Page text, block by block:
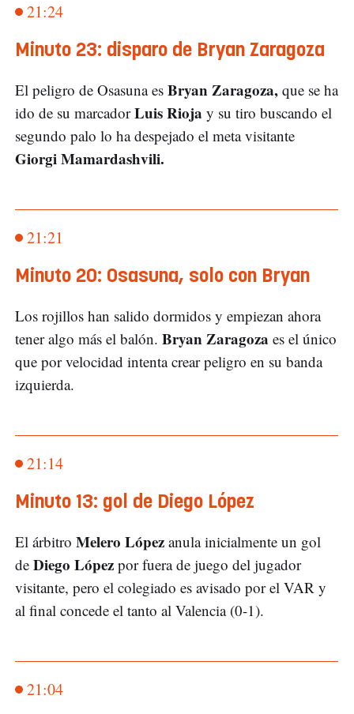
21:24
Minuto 23: disparo de Bryan Zaragoza
El peligro de Osasuna es Bryan Zaragoza, que se ha
ido de su marcadorLuis Rioja y su tiro buscando el
segundo palo lo ha despejado el meta visitante
Giorgi Mamardashvili.
21:21
Minuto 20: Osasuna, solo con Bryan
Los rojillos han salido dormidos y empiezan ahora
tener algo más el balón. Bryan Zaragoza es el único
que por velocidad intenta crear peligro en su banda
izquierda.
21:14
Minuto 13: gol de Diego López
El árbitro Melero López anula inicialmente un gol
de Diego López por fuera de juego del jugador
visitante, pero el colegiado es avisado por el VAR y
al final concede el tanto al Valencia (0-1).
21:04